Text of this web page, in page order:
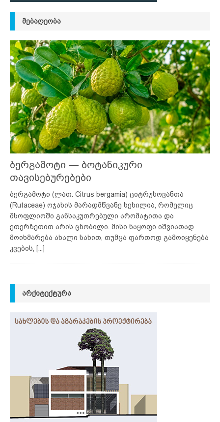
ᲛᲔᲑᲐᲦᲔᲝᲑᲐ
ბერგამოტი — ბოტანიკური
თავისებურებები
ბერგამოტი (ლათ. Citrus bergamia) ციტრუსოვანთა
(Rutaceae) ოჯახის მარადმწვანე ხეხილია, რომელიც
მსოფლიოში განსაკუთრებული არომატითა და
ეთერზეთით არის ცნობილი. მისი ნაყოფი იშვიათად
მოიხმარება ახალი სახით, თუმცა ფართოდ გამოიყენება
კვების,
[...]
ᲐᲠᲥᲘᲢᲔᲥᲢᲣᲠᲐ